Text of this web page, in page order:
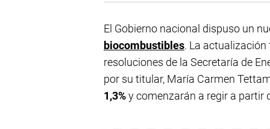
El Gobierno nacional dispuso un
biocombustibles. La
resoluciones de la Secretaría de
por su titular, María Carmen
1,3%y comenzarán a regir a partir